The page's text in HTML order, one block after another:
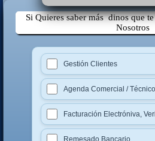
Si Quieres saber más dinos que
Nosotros
Gestión Clientes
Agenda Comercial /
Facturación Electróniva,
Remesado Bancario